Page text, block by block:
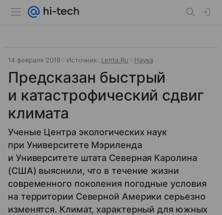
14 февраля 2019 Источник: Lenta.Ru Наука
Предсказан быстрый
и катастрофический сдвиг
климата
Ученые Центра экологических наук
при Университете Мэриленда
и Университете штата Северная Каролина
(США) выяснили, что в течение жизни
современного поколения погодные условия
на территории Северной Америки серьезно
изменятся. Климат, характерный для южных